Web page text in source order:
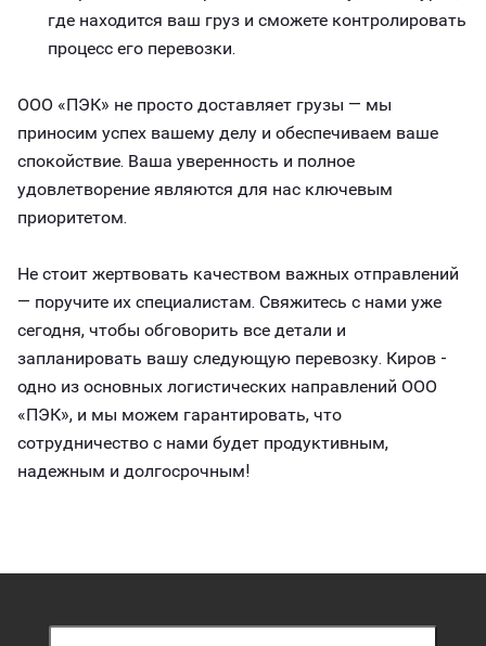
где находится ваш груз и сможете контролировать
процесс его перевозки.
ООО «ПЭК» не просто доставляет грузы — мы
приносим успех вашему делу и обеспечиваем ваше
спокойствие. Ваша уверенность и полное
удовлетворение являются для нас ключевым
приоритетом.
Не стоит жертвовать качеством важных отправлений
— поручите их специалистам. Свяжитесь с нами уже
сегодня, чтобы обговорить все детали и
запланировать вашу следующую перевозку. Киров -
одно из основных логистических направлений ООО
«ПЭК», и мы можем гарантировать, что
сотрудничество с нами будет продуктивным,
надежным и долгосрочным!